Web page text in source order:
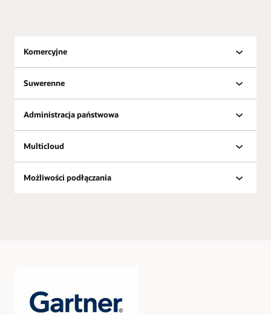
Komercyjne
Suwerenne
Administracja państwowa
Multicloud
Możliwości podłączania